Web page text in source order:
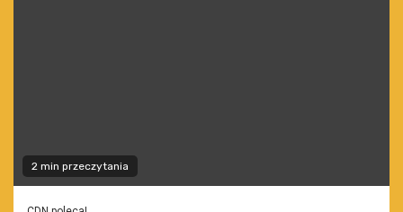
2 min przeczytania